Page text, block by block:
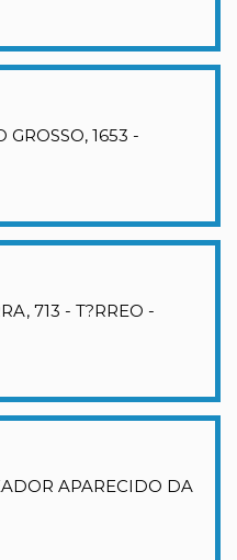
1653 -
713 - T?RREO -
APARECIDO DA